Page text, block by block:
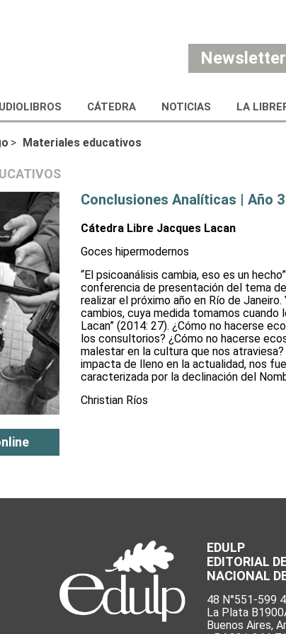
Newsletter
CÁTEDRA NOTICIAS LA
> Materiales educativos
Conclusiones Analíticas | Año
Cátedra Libre Jacques Lacan
Goces hipermodernos
“El psicoanálisis cambia, eso es un
conferencia de presentación del tema
realizar el próximo año en Río de
cambios, cuya medida tomamos cuando
Lacan” (2014: 27). ¿Cómo no hacerse
los consultorios? ¿Cómo no hacerse
malestar en la cultura que nos
impacta de lleno en la actualidad, nos
caracterizada por la declinación del
Christian Ríos
EDULP
EDITORIAL
NACIONAL
48 N°551-599
La Plata
Buenos Aires,